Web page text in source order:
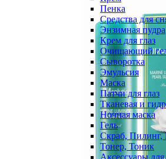
Пенка
Средства для
Энзимная пудра
Крем для глаз
Очищающий
Сыворотка
Эмульсия
Маска
Патчи для глаз
Тканевая и
Ночная маска
Гель
Скраб, Пилинг,
Тонер, Тоник
Аксессуары для